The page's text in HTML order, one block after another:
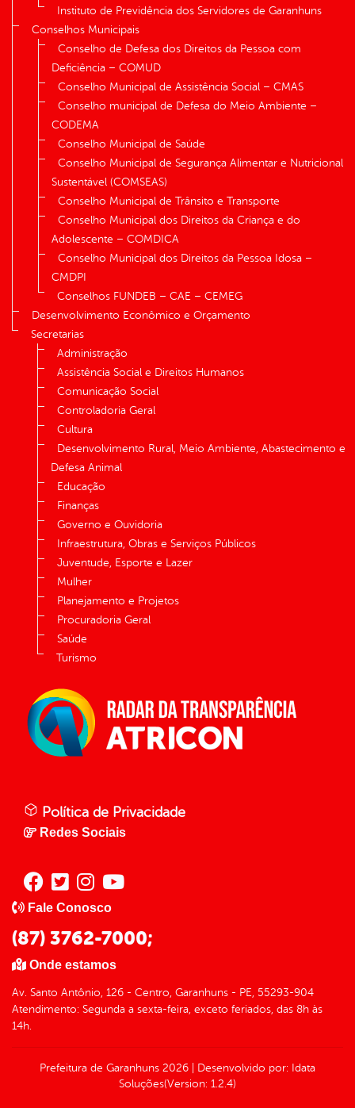
Instituto de Previdência dos Servidores de Garanhuns
Conselhos Municipais
Conselho de Defesa dos Direitos da Pessoa com
Deficiência – COMUD
Conselho Municipal de Assistência Social – CMAS
Conselho municipal de Defesa do Meio Ambiente –
CODEMA
Conselho Municipal de Saúde
Conselho Municipal de Segurança Alimentar e Nutricional
Sustentável (COMSEAS)
Conselho Municipal de Trânsito e Transporte
Conselho Municipal dos Direitos da Criança e do
Adolescente – COMDICA
Conselho Municipal dos Direitos da Pessoa Idosa –
CMDPI
Conselhos FUNDEB – CAE – CEMEG
Desenvolvimento Econômico e Orçamento
Secretarias
Administração
Assistência Social e Direitos Humanos
Comunicação Social
Controladoria Geral
Cultura
Desenvolvimento Rural, Meio Ambiente, Abastecimento e
Defesa Animal
Educação
Finanças
Governo e Ouvidoria
Infraestrutura, Obras e Serviços Públicos
Juventude, Esporte e Lazer
Mulher
Planejamento e Projetos
Procuradoria Geral
Saúde
Turismo
Política de Privacidade
Redes Sociais
Fale Conosco
(87) 3762-7000;
Onde estamos
Av. Santo Antônio, 126 - Centro, Garanhuns - PE, 55293-904
Atendimento: Segunda a sexta-feira, exceto feriados, das 8h às
14h.
Prefeitura de Garanhuns 2026 Desenvolvido por: Idata
Soluções(Version: 1.2.4)